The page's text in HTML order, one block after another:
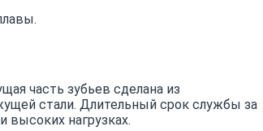
часть зубьев сделана из
стали. Длительный срок службы за
высоких нагрузках.